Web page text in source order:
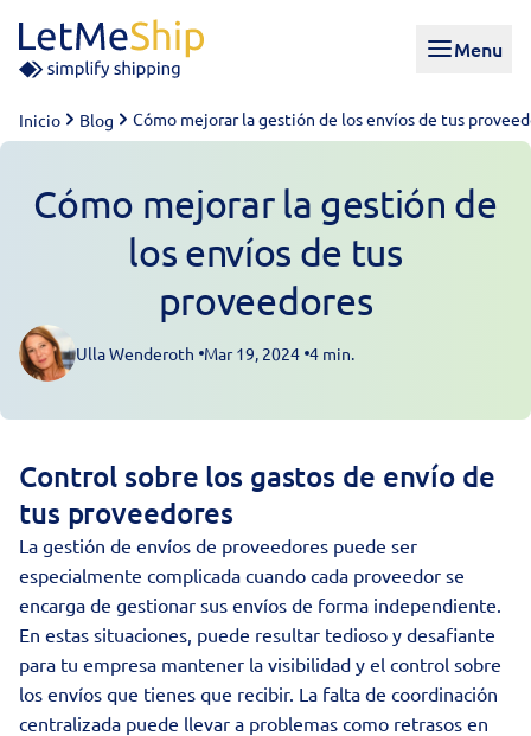
Menu
Inicio Blog Cómo mejorar la gestión de los envíos de tus
Cómo mejorar la gestión de
los envíos de tus
proveedores
Posted by
Ulla Wenderoth Mar 19, 2024 4 min.
Control sobre los gastos de envío de
tus proveedores
La gestión de envíos de proveedores puede ser
especialmente complicada cuando cada proveedor se
encarga de gestionar sus envíos de forma independiente.
En estas situaciones, puede resultar tedioso y desafiante
para tu empresa mantener la visibilidad y el control sobre
los envíos que tienes que recibir. La falta de coordinación
centralizada puede llevar a problemas como retrasos en